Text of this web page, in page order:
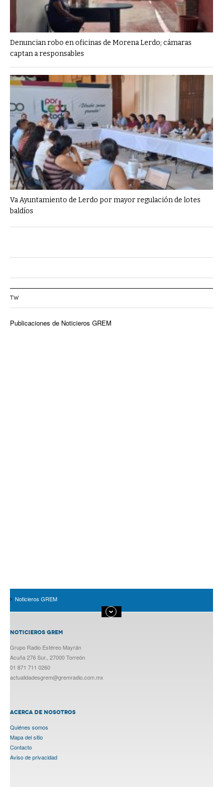
Denuncian robo en oficinas de Morena Lerdo; cámaras
captan a responsables
Va Ayuntamiento de Lerdo por mayor regulación de lotes
baldíos
TW
Publicaciones de Noticieros GREM
Noticieros GREM
NOTICIEROS GREM
Grupo Radio Estéreo Mayrán
Acuña 276 Sur., 27000 Torreón
01 871 711 0260
actualidadesgrem@gremradio.com.mx
ACERCA DE NOSOTROS
Quiénes somos
Mapa del sitio
Contacto
Aviso de privacidad